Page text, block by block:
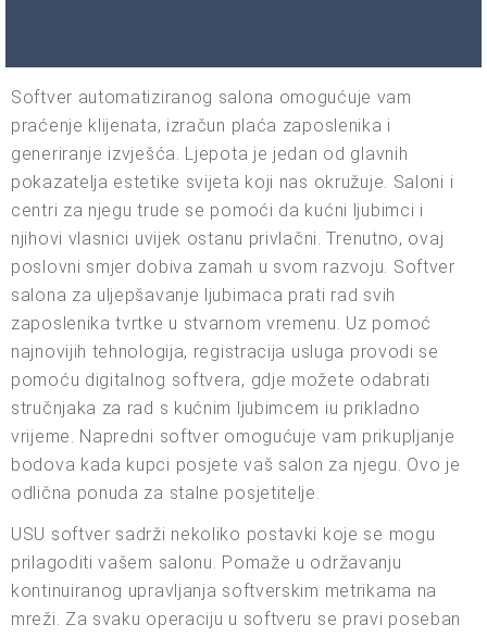
Softver automatiziranog salona omogućuje vam
praćenje klijenata, izračun plaća zaposlenika i
generiranje izvješća. Ljepota je jedan od glavnih
pokazatelja estetike svijeta koji nas okružuje. Saloni i
centri za njegu trude se pomoći da kućni ljubimci i
njihovi vlasnici uvijek ostanu privlačni. Trenutno, ovaj
poslovni smjer dobiva zamah u svom razvoju. Softver
salona za uljepšavanje ljubimaca prati rad svih
zaposlenika tvrtke u stvarnom vremenu. Uz pomoć
najnovijih tehnologija, registracija usluga provodi se
pomoću digitalnog softvera, gdje možete odabrati
stručnjaka za rad s kućnim ljubimcem iu prikladno
vrijeme. Napredni softver omogućuje vam prikupljanje
bodova kada kupci posjete vaš salon za njegu. Ovo je
odlična ponuda za stalne posjetitelje.
USU softver sadrži nekoliko postavki koje se mogu
prilagoditi vašem salonu. Pomaže u održavanju
kontinuiranog upravljanja softverskim metrikama na
mreži. Za svaku operaciju u softveru se pravi poseban